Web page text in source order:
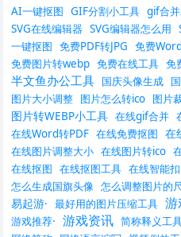
AI一键抠图 GIF分割小工具 gif合
SVG在线编辑器 SVG编辑器怎么用
一键抠图 免费PDF转JPG 免费
免费图片转webp 免费在线工具 免
半文鱼办公工具 国庆头像生成
图片大小调整 图片怎么转ico 图片
图片转WEBP小工具 在线gif合并
在线Word转PDF 在线免费抠图 在
在线图片调整大小 在线图片转ico
在线抠图 在线抠图工具 在线智能
怎么生成国旗头像 怎么调整图片的
易起游· 最好用的图片压缩工具
游戏推荐· 游戏资讯 简称释义工